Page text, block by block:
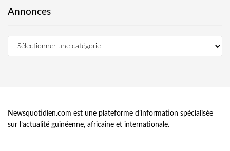
Annonces
Newsquotidien.com est une plateforme d’information spécialisée
sur l’actualité guinéenne, africaine et internationale.